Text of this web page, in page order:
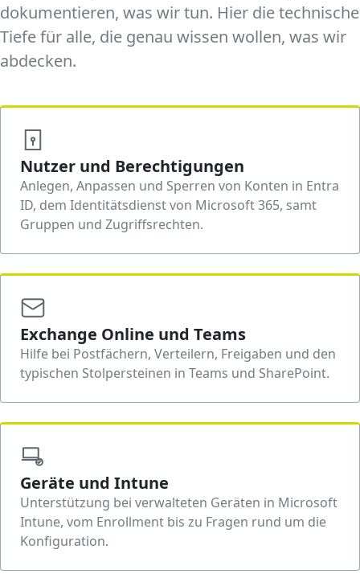
dokumentieren, was wir tun. Hier die technische
Tiefe für alle, die genau wissen wollen, was wir
abdecken.
Nutzer und Berechtigungen
Anlegen, Anpassen und Sperren von Konten in Entra
ID, dem Identitätsdienst von Microsoft 365, samt
Gruppen und Zugriffsrechten.
Exchange Online und Teams
Hilfe bei Postfächern, Verteilern, Freigaben und den
typischen Stolpersteinen in Teams und SharePoint.
Geräte und Intune
Unterstützung bei verwalteten Geräten in Microsoft
Intune, vom Enrollment bis zu Fragen rund um die
Konfiguration.